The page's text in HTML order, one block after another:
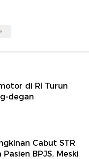
di RI Turun
degan
Cabut STR
BPJS, Meski